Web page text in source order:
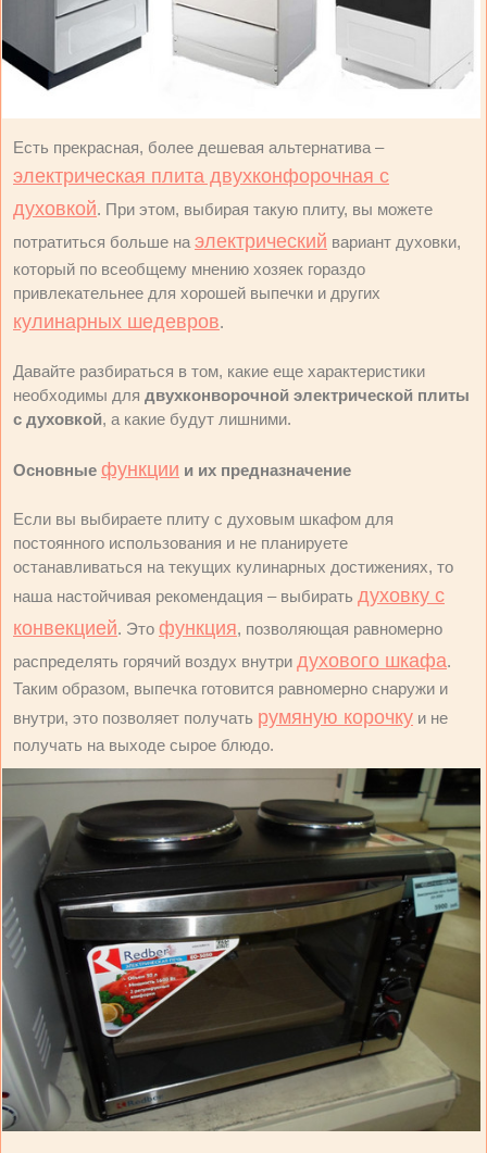
Есть прекрасная, более дешевая альтернатива –
электрическая плита двухконфорочная с
духовкой. При этом, выбирая такую плиту, вы можете
потратиться больше на электрический вариант духовки,
который по всеобщему мнению хозяек гораздо
привлекательнее для хорошей выпечки и других
кулинарных шедевров.
Давайте разбираться в том, какие еще характеристики
необходимы для двухконворочной электрической плиты
с духовкой, а какие будут лишними.
Основные функции и их предназначение
Если вы выбираете плиту с духовым шкафом для
постоянного использования и не планируете
останавливаться на текущих кулинарных достижениях, то
наша настойчивая рекомендация – выбирать духовку с
конвекцией. Это функция, позволяющая равномерно
распределять горячий воздух внутри духового шкафа.
Таким образом, выпечка готовится равномерно снаружи и
внутри, это позволяет получать румяную корочку и не
получать на выходе сырое блюдо.